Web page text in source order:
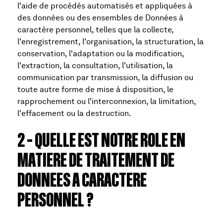
l'aide de procédés automatisés et appliquées à
des données ou des ensembles de Données à
caractère personnel, telles que la collecte,
l'enregistrement, l'organisation, la structuration, la
conservation, l'adaptation ou la modification,
l'extraction, la consultation, l'utilisation, la
communication par transmission, la diffusion ou
toute autre forme de mise à disposition, le
rapprochement ou l'interconnexion, la limitation,
l'effacement ou la destruction.
2 – QUELLE EST NOTRE ROLE EN
MATIERE DE TRAITEMENT DE
DONNEES A CARACTERE
PERSONNEL ?